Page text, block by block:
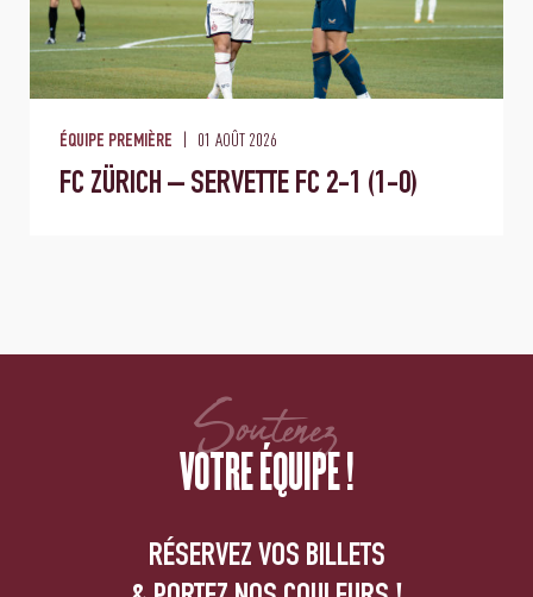
ÉQUIPE PREMIÈRE 01 AOÛT 2026
FC ZÜRICH – SERVETTE FC 2-1 (1-0)
Soutenez
VOTRE ÉQUIPE !
RÉSERVEZ VOS BILLETS